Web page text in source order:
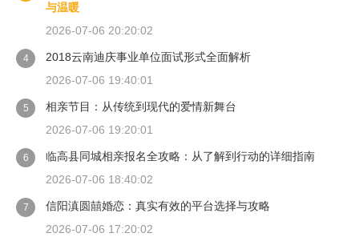
与温暖
2026-07-06 20:20:02
4
2018云南迪庆事业单位面试形式全面解析
2026-07-06 19:40:01
5
相亲节目：从传统到现代的爱情新舞台
2026-07-06 19:20:01
6
临高县同城相亲报名全攻略：从了解到行动的详细指南
2026-07-06 18:40:02
7
信阳滇圆囍婚恋：真实有效的平台选择与攻略
2026-07-06 17:20:02